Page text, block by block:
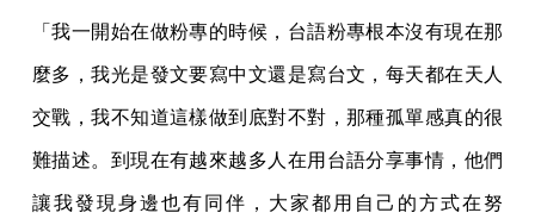
「我一開始在做粉專的時候，台語粉專根本沒有現在那
麼多，我光是發文要寫中文還是寫台文，每天都在天人
交戰，我不知道這樣做到底對不對，那種孤單感真的很
難描述。到現在有越來越多人在用台語分享事情，他們
讓我發現身邊也有同伴，大家都用自己的方式在努